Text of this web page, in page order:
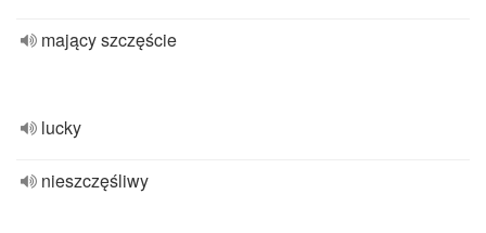
mający szczęście
lucky
nieszczęśliwy